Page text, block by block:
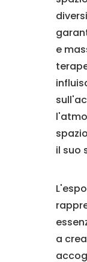
e
il suo
a